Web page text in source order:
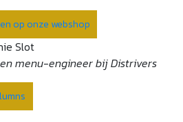
op onze webshop
Slot
menu-engineer bij Distrivers